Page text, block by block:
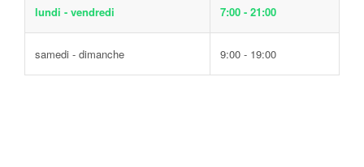
lundi - vendredi 7:00 - 21:00
samedi - dimanche 9:00 - 19:00